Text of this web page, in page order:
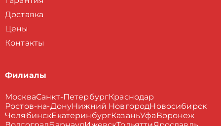
Доставка
Цены
Контакты
Филиалы
МоскваСанкт-ПетербургКраснодар
Ростов-на-ДонуНижний НовгородНовосибирск
ЧелябинскЕкатеринбургКазаньУфа Воронеж